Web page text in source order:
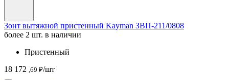
Зонт вытяжной пристенный Kayman ЗВП-211/0808
более 2 шт. в наличии
Пристенный
18 172 ,69 ₽/шт